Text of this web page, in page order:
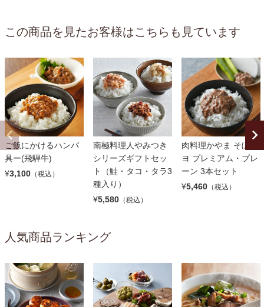
この商品を見たお客様はこちらも見ています
ご飯にかけるハンバ
具ー(飛騨牛)
¥3,100 （税込）
南極料理人やみつき
シリーズギフトセッ
ト（鮭・タコ・タラ3
種入り）
¥5,580 （税込）
肉料理かやま そぼマ
ヨ プレミアム・プレ
ーン 3本セット
¥5,460 （税込）
人気商品ランキング